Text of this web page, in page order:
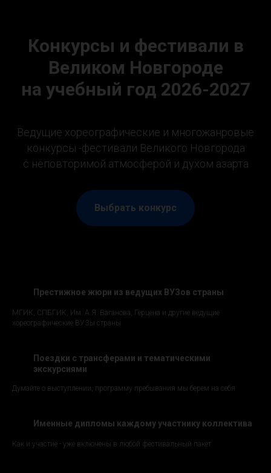
Конкурсы и фестивали в
Великом Новгороде
на учебный год 2026-2027
Ведущие хореографические и многожанровые
конкурсы -фестивали Великого Новгорода
с неповторимой атмосферой и духом азарта
Выбрать конкурс
Престижное жюри из ведущих ВУЗов страны
МГИК, СПБГИК, Им. А.Я. Ваганова, Герцена и другие ведущие
хореографические ВУЗы страны
Поездки с трансферами и тематическими
экскурсиями
Думайте о выступлении, программу пребывания мы берем на себя
Именные дипломы каждому участнику коллектива
Как и участие - уже включены в любой фестивальный пакет